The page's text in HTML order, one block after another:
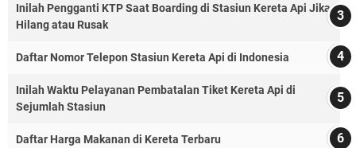
Inilah Pengganti KTP Saat Boarding di Stasiun Kereta Api Jika
Hilang atau Rusak
Daftar Nomor Telepon Stasiun Kereta Api di Indonesia
Inilah Waktu Pelayanan Pembatalan Tiket Kereta Api di
Sejumlah Stasiun
Daftar Harga Makanan di Kereta Terbaru